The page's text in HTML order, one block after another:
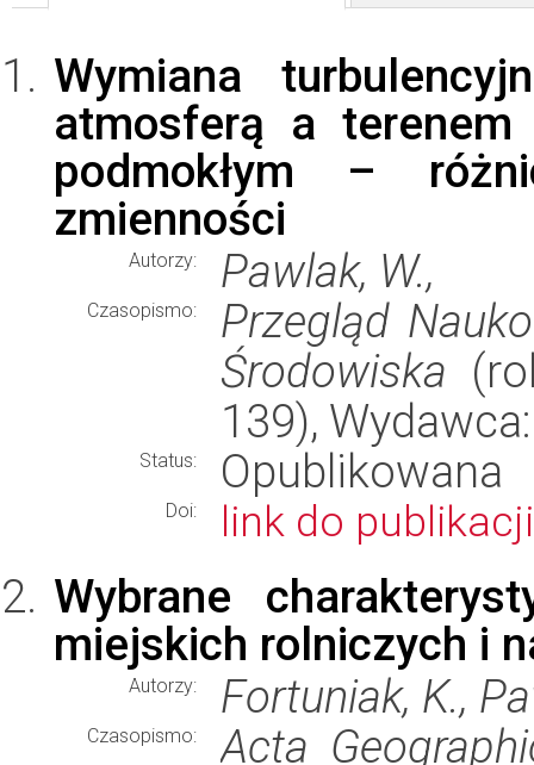
Wymiana
atmosferą a terenem
podmokłym –
zmienności
Autorzy: Pawlak, W.,
Czasopismo:
Przegląd
Środowiska
139),
Status: Opublikowana
Doi: link do publikacji
Wybrane
miejskich rolniczych i
Autorzy: Fortuniak, K.,
Czasopismo:
Acta